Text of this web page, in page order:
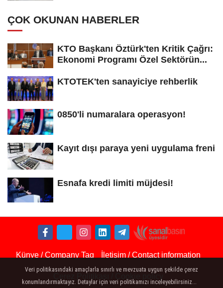
ÇOK OKUNAN HABERLER
KTO Başkanı Öztürk'ten Kritik Çağrı:
Ekonomi Programı Özel Sektörün...
KTOTEK'ten sanayiciye rehberlik
0850'li numaralara operasyon!
Kayıt dışı paraya yeni uygulama freni
Esnafa kredi limiti müjdesi!
Künye / Company Tag İletişim / Contact information
Veri politikasındaki amaçlarla sınırlı ve mevzuata uygun şekilde çerez
konumlandırmaktayız. Detaylar için veri politikamızı inceleyebilirsiniz...